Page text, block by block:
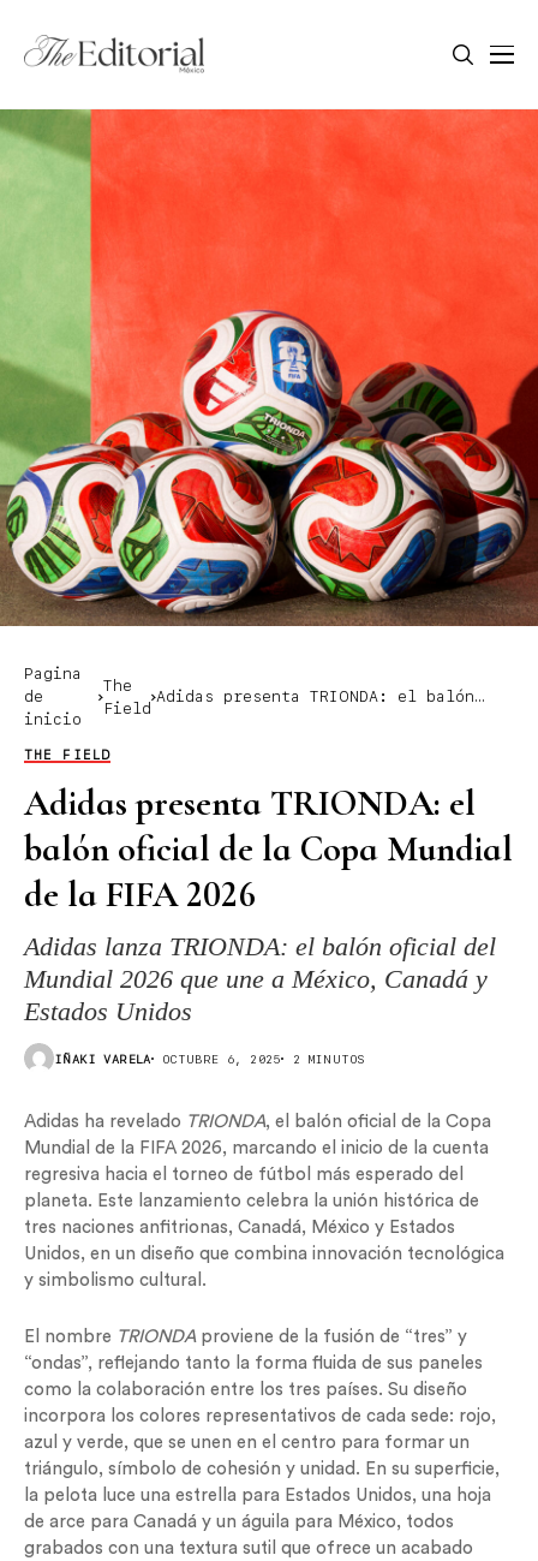
Pagina
de
inicio
The
Field
Adidas presenta TRIONDA: el balón
THE FIELD
Adidas presenta TRIONDA: el
balón oficial de la Copa Mundial
de la FIFA 2026
Adidas lanza TRIONDA: el balón oficial del
Mundial 2026 que une a México, Canadá y
Estados Unidos
IÑAKI VARELA OCTUBRE 6, 2025 2 MINUTOS
Adidas ha revelado TRIONDA, el balón oficial de la Copa
Mundial de la FIFA 2026, marcando el inicio de la cuenta
regresiva hacia el torneo de fútbol más esperado del
planeta. Este lanzamiento celebra la unión histórica de
tres naciones anfitrionas, Canadá, México y Estados
Unidos, en un diseño que combina innovación tecnológica
y simbolismo cultural.
El nombre TRIONDAproviene de la fusión de “tres” y
“ondas”, reflejando tanto la forma fluida de sus paneles
como la colaboración entre los tres países. Su diseño
incorpora los colores representativos de cada sede: rojo,
azul y verde, que se unen en el centro para formar un
triángulo, símbolo de cohesión y unidad. En su superficie,
la pelota luce una estrella para Estados Unidos, una hoja
de arce para Canadá y un águila para México, todos
grabados con una textura sutil que ofrece un acabado